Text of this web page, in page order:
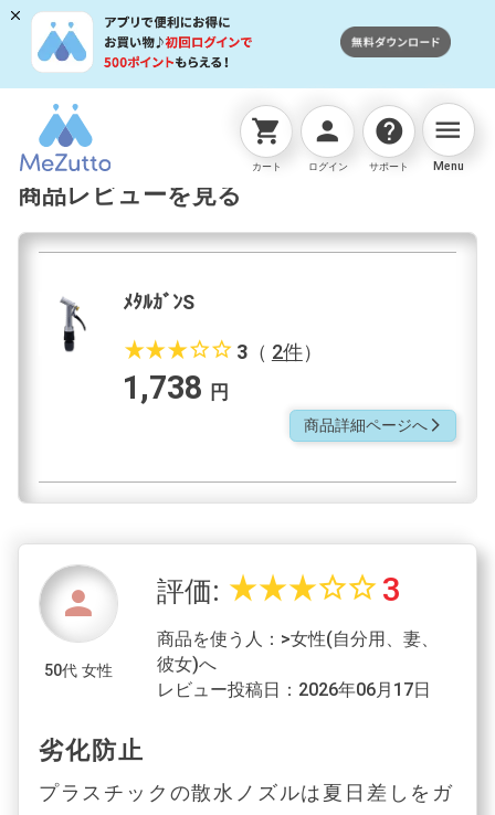
shopping_cart
カート
person
ログイン
help
サポート
menu
Menu
ネットストアTOP 散水ノズル ﾒﾀﾙｶﾞﾝS 商品レビ
商品レビューを見る
ﾒﾀﾙｶﾞﾝS
star_ratestar_ratestar_ratestar_borderstar_border 3（ 2件）
1,738 円
商品詳細ページへarrow_forward_ios
person
50代 女性
評価: star_ratestar_ratestar_ratestar_borderstar_border 3
商品を使う人：>女性(自分用、妻、
彼女)へ
レビュー投稿日：2026年06月17日
劣化防止
プラスチックの散水ノズルは夏日差しをガ